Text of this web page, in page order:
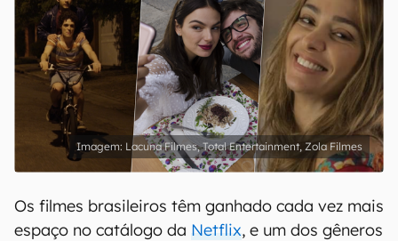
Lacuna Filmes, Total Entertainment, Zola Filmes
Os filmes brasileiros têm ganhado cada vez mais
espaço no catálogo da Netflix, e um dos gêneros